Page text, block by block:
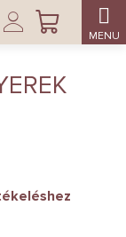
KOSÁR
Bejelentkezés